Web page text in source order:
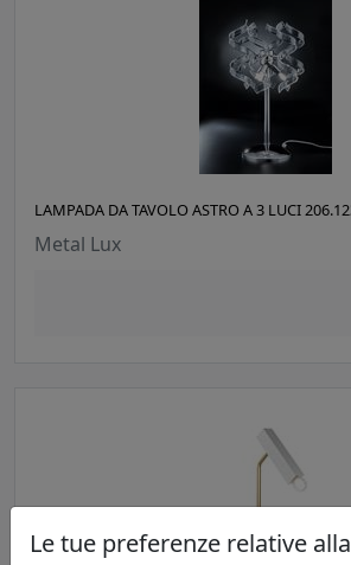
LAMPADA DA TAVOLO ASTRO A 3 LUCI
Metal Lux
Le tue preferenze relative